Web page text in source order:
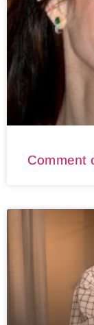
Comment